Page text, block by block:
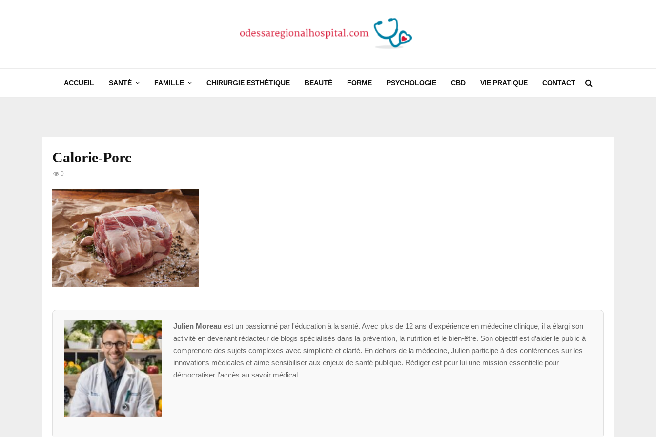
ACCUEIL SANTÉ FAMILLE CHIRURGIE ESTHÉTIQUE BEAUTÉ FORME PSYCHOLOGIE CBD VIE PRATIQUE CONTACT
Calorie-Porc
0
Julien Moreau est un passionné par l'éducation à la santé. Avec plus de 12 ans d'expérience en médecine clinique, il a élargi son
activité en devenant rédacteur de blogs spécialisés dans la prévention, la nutrition et le bien-être. Son objectif est d’aider le public à
comprendre des sujets complexes avec simplicité et clarté. En dehors de la médecine, Julien participe à des conférences sur les
innovations médicales et aime sensibiliser aux enjeux de santé publique. Rédiger est pour lui une mission essentielle pour
démocratiser l'accès au savoir médical.